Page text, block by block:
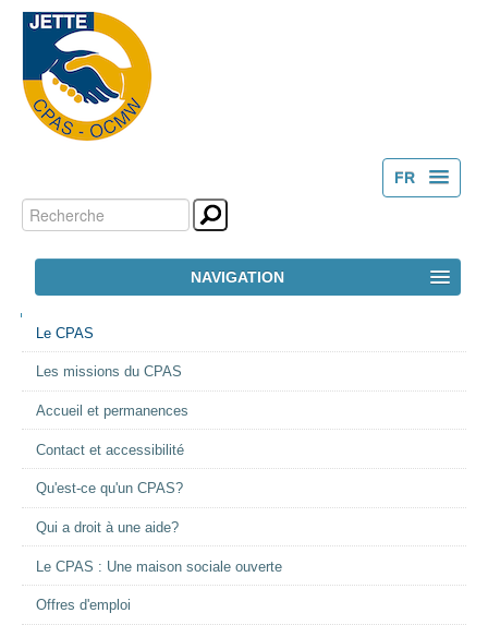
FR
Outils
personnels
Chercher par
Recherche
NAVIGATION
LE CPAS
ACTION SOCIALE
EMPLOI
AIDE ALIMENTAIRE
NAVIGATION
Le CPAS
Les missions du CPAS
Accueil et permanences
Contact et accessibilité
Qu'est-ce qu'un CPAS?
Qui a droit à une aide?
Le CPAS : Une maison sociale ouverte
Offres d'emploi